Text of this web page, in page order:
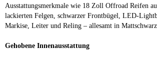
Ausstattungsmerkmale wie 18 Zoll Offroad Reifen
lackierten Felgen, schwarzer Frontbügel, LED-
Markise, Leiter und Reling – allesamt in Mattschwarz.
Gehobene Innenausstattung